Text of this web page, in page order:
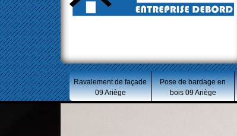
Ravalement de façade
09 Ariège
Pose de bardage en
bois 09 Ariège